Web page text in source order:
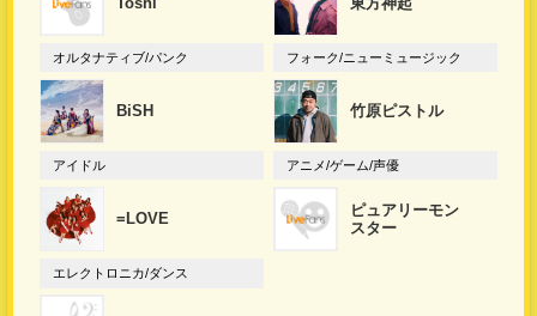
オルタナティブ/パンク
BiSH
アイドル
=LOVE
エレクトロニカ/ダンス
フォーク/ニューミュージック
竹原ピストル
アニメ/ゲーム/声優
ピュアリーモン
スター